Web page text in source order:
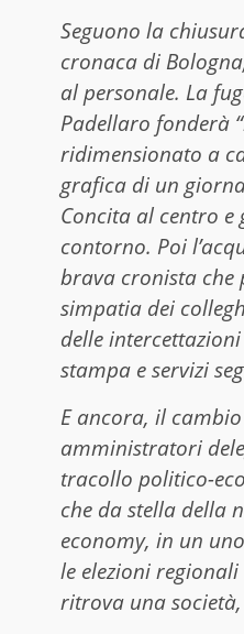
Seguono la
cronaca di
al personale. La
Padellaro fonderà
ridimensionato a
grafica di un
Concita al centro
contorno. Poi
brava cronista che
simpatia dei
delle
stampa e servizi
E ancora, il
amministratori
tracollo politico-
che da stella della
economy, in un
le elezioni
ritrova una